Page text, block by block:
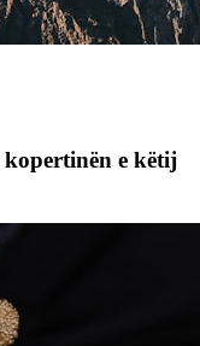
e këtij